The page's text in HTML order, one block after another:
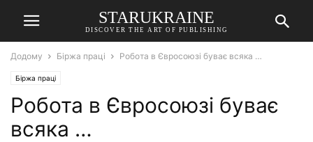
STARUKRAINE
DISCOVER THE ART OF PUBLISHING
Додому Біржа праці Робота в Євросоюзі буває всяка …
Біржа праці
Робота в Євросоюзі буває
всяка …